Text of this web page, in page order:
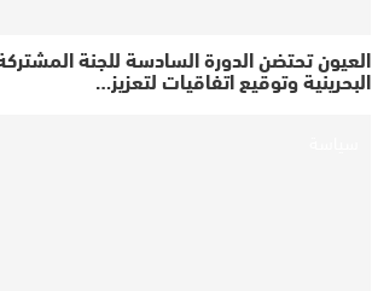
العيون تحتضن الدورة السادسة للجنة
البحرينية وتوقيع اتفاقيات لتعزيز…